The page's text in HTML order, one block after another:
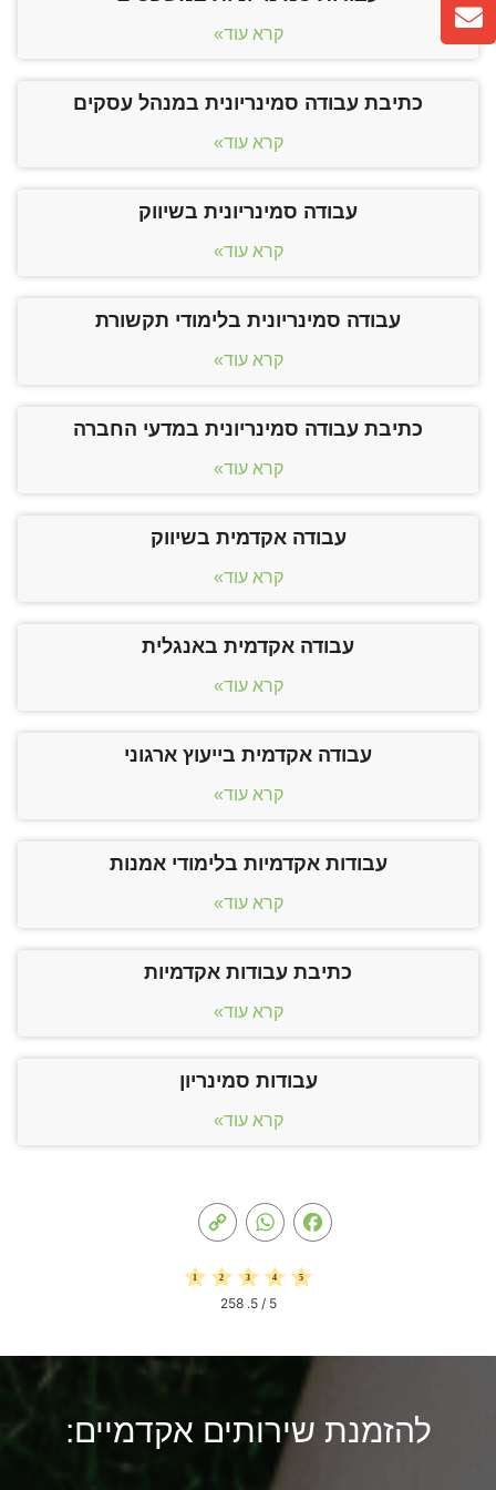
קרא עוד»
כתיבת עבודה סמינריונית במנהל עסקים
קרא עוד»
עבודה סמינריונית בשיווק
קרא עוד»
עבודה סמינריונית בלימודי תקשורת
קרא עוד»
כתיבת עבודה סמינריונית במדעי החברה
קרא עוד»
עבודה אקדמית בשיווק
קרא עוד»
עבודה אקדמית באנגלית
קרא עוד»
עבודה אקדמית בייעוץ ארגוני
קרא עוד»
עבודות אקדמיות בלימודי אמנות
קרא עוד»
כתיבת עבודות אקדמיות
קרא עוד»
עבודות סמינריון
קרא עוד»
Facebook
WhatsApp
5
/ 5.
258
להזמנת שירותים אקדמיים: